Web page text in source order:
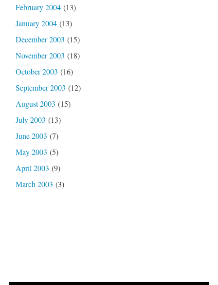
February 2004(13)
January 2004(13)
December 2003 (15)
November 2003 (18)
October 2003 (16)
September 2003 (12)
August 2003 (15)
July 2003 (13)
June 2003 (7)
May 2003 (5)
April 2003 (9)
March 2003 (3)